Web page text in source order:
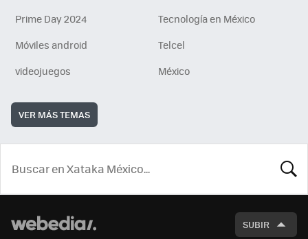
Prime Day 2024
Tecnología en México
Móviles android
Telcel
videojuegos
México
VER MÁS TEMAS
SUBIR